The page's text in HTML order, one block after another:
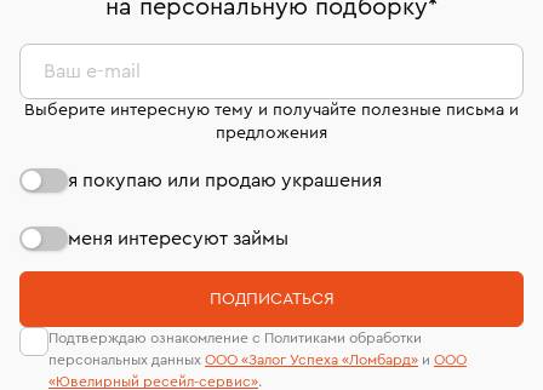
дней на возврат. Детальные условия возврата
комиссионных украшений и часов смотрите на
странице«Возврат украшений»
сертификаты МГУ и других геммологических
лабораторий
на персональную подборку*
Ваш e-mail
Выберите интересную тему и получайте полезные письма и
предложения
я покупаю или продаю украшения
меня интересуют займы
ПОДПИСАТЬСЯ
Подтверждаю ознакомление с Политиками обработки
персональных данных ООО «Залог Успеха «Ломбард» и ООО
«Ювелирный ресейл-сервиc».